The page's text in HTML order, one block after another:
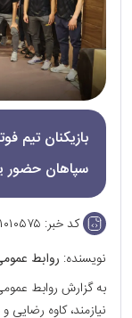
بازیکنان تیم
سپاهان حضور
کد خبر: ۱۰۱۰۵۷۵
نویسنده: روابط
به گزارش روابط
نیازمند، کاوه